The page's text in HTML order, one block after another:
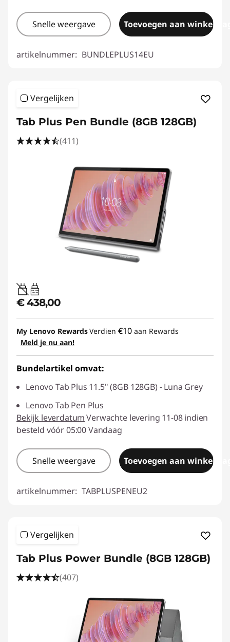
Snelle weergave Toevoegen aan
artikelnummer: BUNDLEPLUS14EU
Vergelijken
Tab Plus Pen Bundle (8GB 128GB)
(411)
20W-60W
USB PD
€ 438,00
My Lenovo RewardsVerdien €10 aan Rewards
Meld je nu aan!
Bundelartikel omvat:
Lenovo Tab Plus 11.5" (8GB 128GB) - Luna Grey
Lenovo Tab Pen Plus
Bekijk leverdatumVerwachte levering 11-08 indien
besteld vóór 05:00 Vandaag
Snelle weergave Toevoegen aan
artikelnummer: TABPLUSPENEU2
Vergelijken
Tab Plus Power Bundle (8GB 128GB)
(407)